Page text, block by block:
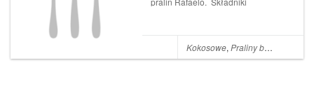
cukier migdałowy wiórki
migdałowe lub kokosowe
Kokosowe,Praliny batony trufle